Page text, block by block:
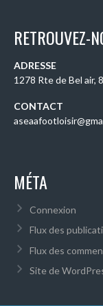
RETROUVEZ-
ADRESSE
1278 Rte de Bel air,
CONTACT
MÉTA
Connexion
Flux des
Flux des
Site de